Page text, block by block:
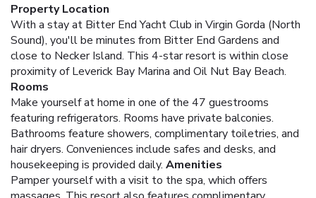
Property Location
With a stay at Bitter End Yacht Club in Virgin Gorda (North
Sound), you'll be minutes from Bitter End Gardens and
close to Necker Island. This 4-star resort is within close
proximity of Leverick Bay Marina and Oil Nut Bay Beach.
Rooms
Make yourself at home in one of the 47 guestrooms
featuring refrigerators. Rooms have private balconies.
Bathrooms feature showers, complimentary toiletries, and
hair dryers. Conveniences include safes and desks, and
housekeeping is provided daily. Amenities
Pamper yourself with a visit to the spa, which offers